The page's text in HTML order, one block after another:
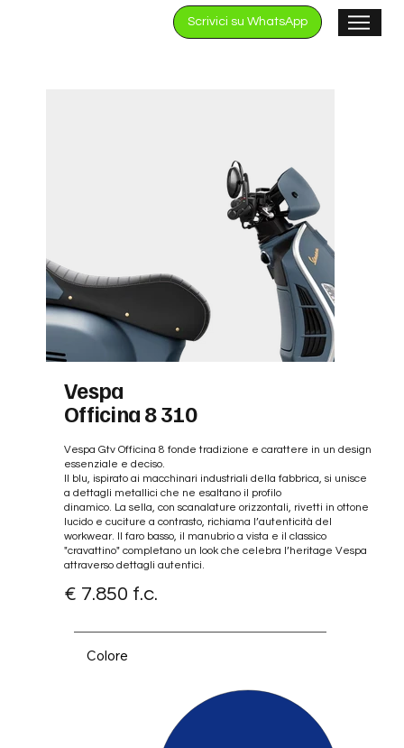
Scrivici su WhatsApp
Blu Officina 8
Vespa
Officina 8 310
Vespa Gtv Officina 8 fonde tradizione e carattere in un design
essenziale e deciso.
Il blu, ispirato ai macchinari industriali della fabbrica, si unisce
a dettagli metallici che ne esaltano il profilo
dinamico. La sella, con scanalature orizzontali, rivetti in ottone
lucido e cuciture a contrasto, richiama l’autenticità del
workwear. Il faro basso, il manubrio a vista e il classico
"cravattino" completano un look che celebra l’heritage Vespa
attraverso dettagli autentici.
€ 7.850 f.c.
Colore